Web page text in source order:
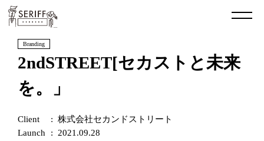
Branding
2ndSTREET[セカストと未来
を。」
Client
株式会社セカンドストリート
Launch
2021.09.28